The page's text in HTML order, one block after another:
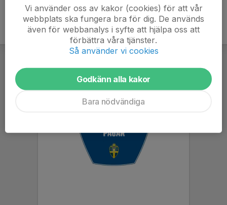
Vi använder oss av kakor (cookies) för att vår
webbplats ska fungera bra för dig. De används
även för webbanalys i syfte att hjälpa oss att
förbättra våra tjänster.
Så använder vi cookies
Godkänn alla kakor
Bara nödvändiga